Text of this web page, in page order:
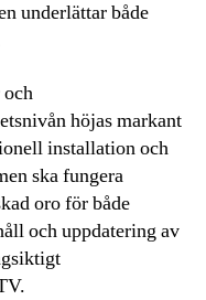
underlättar både
höjas markant
installation och
ska fungera
oro för både
och uppdatering av